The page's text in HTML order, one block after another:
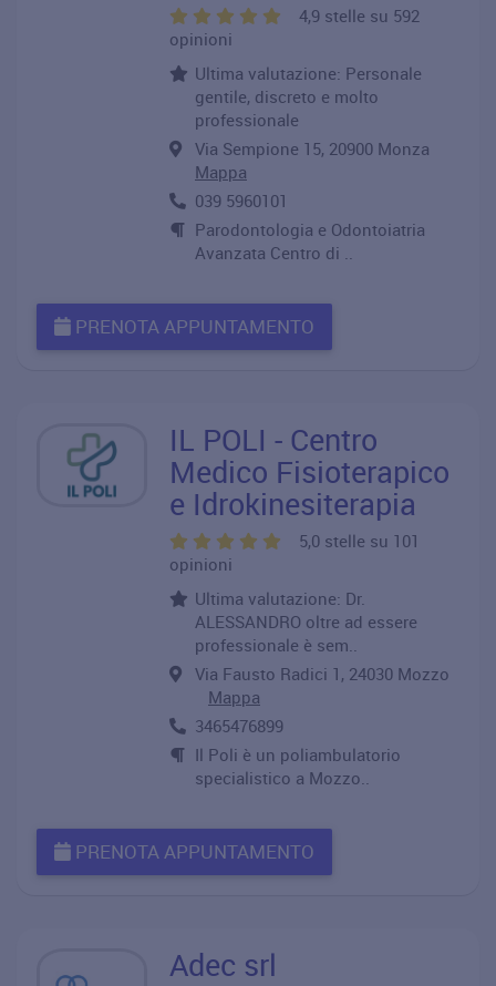
4,9 stelle su 592
opinioni
Ultima valutazione: Personale
gentile, discreto e molto
professionale
Via Sempione 15, 20900 Monza
Mappa
039 5960101
Parodontologia e Odontoiatria
Avanzata Centro di ..
PRENOTA APPUNTAMENTO
IL POLI - Centro
Medico Fisioterapico
e Idrokinesiterapia
5,0 stelle su 101
opinioni
Ultima valutazione: Dr.
ALESSANDRO oltre ad essere
professionale è sem..
Via Fausto Radici 1, 24030 Mozzo
Mappa
3465476899
Il Poli è un poliambulatorio
specialistico a Mozzo..
PRENOTA APPUNTAMENTO
Adec srl